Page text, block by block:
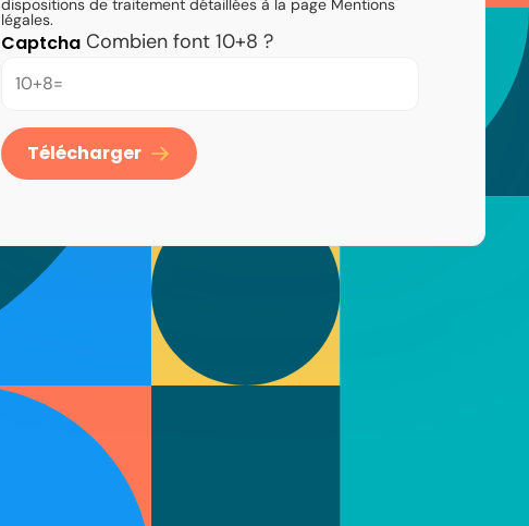
dispositions de traitement détaillées à la page Mentions
légales.
Captcha Combien font 10+8 ?
Télécharger